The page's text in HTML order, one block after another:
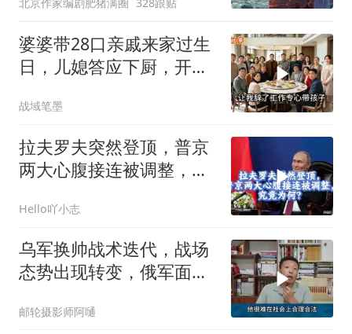
婆婆带28口亲戚来家过生
日，儿媳答应下厨，开饭
战域笔墨
拉夫罗夫突然登顶，普京
两大心腹接连被调整，究
Hello吖小志
乌军换帅战术迭代，战场
态势出现转变，俄军面临
邮轮摄影师阿嗵